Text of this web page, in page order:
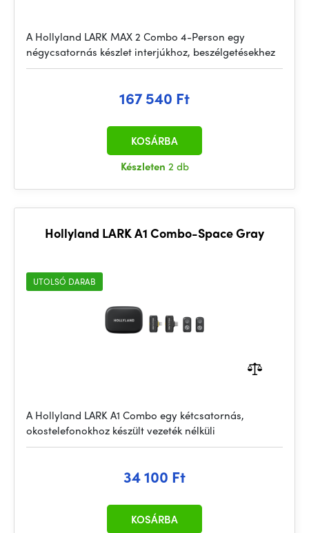
A Hollyland LARK MAX 2 Combo 4-Person egy
négycsatornás készlet interjúkhoz, beszélgetésekhez
167 540 Ft
Készleten 2 db
KOSÁRBA
Hollyland LARK A1 Combo-Space Gray
UTOLSÓ DARAB
A Hollyland LARK A1 Combo egy kétcsatornás,
okostelefonokhoz készült vezeték nélküli
34 100 Ft
KOSÁRBA